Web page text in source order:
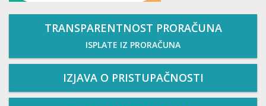
TRANSPARENTNOST PRORAČUNA
ISPLATE IZ PRORAČUNA
IZJAVA O PRISTUPAČNOSTI